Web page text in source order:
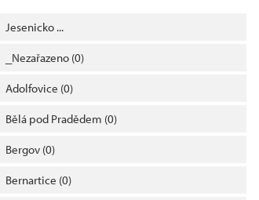
Jesenicko ...
_Nezařazeno (0)
Adolfovice (0)
Bělá pod Pradědem (0)
Bergov (0)
Bernartice (0)